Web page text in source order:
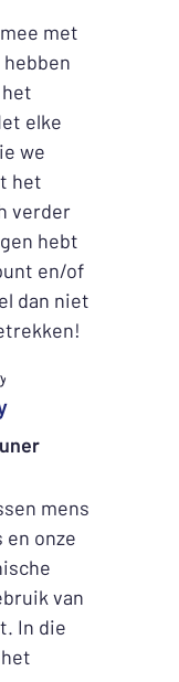
met
elke
we
het
verder
hebt
en/of
dan niet
mens
onze
van
In die